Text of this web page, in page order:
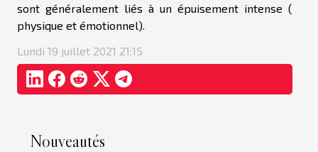
sont généralement liés à un épuisement intense (
physique et émotionnel).
Lundi 19 juillet 2021 21:15
Nouveautés